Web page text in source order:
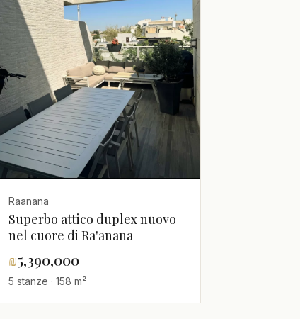
Raanana
Superbo attico duplex nuovo
nel cuore di Ra'anana
₪5,390,000
5 stanze · 158 m²